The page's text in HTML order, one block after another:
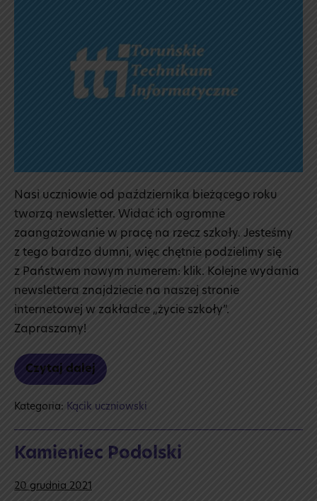
Nasi uczniowie od października bieżącego roku
tworzą newsletter. Widać ich ogromne
zaangażowanie w pracę na rzecz szkoły. Jesteśmy
z tego bardzo dumni, więc chętnie podzielimy się
z Państwem nowym numerem: klik. Kolejne wydania
newslettera znajdziecie na naszej stronie
internetowej w zakładce „życie szkoły”.
Zapraszamy!
Czytaj dalej
Newsletter
Kategoria: Kącik uczniowski
Kamieniec Podolski
20 grudnia 2021